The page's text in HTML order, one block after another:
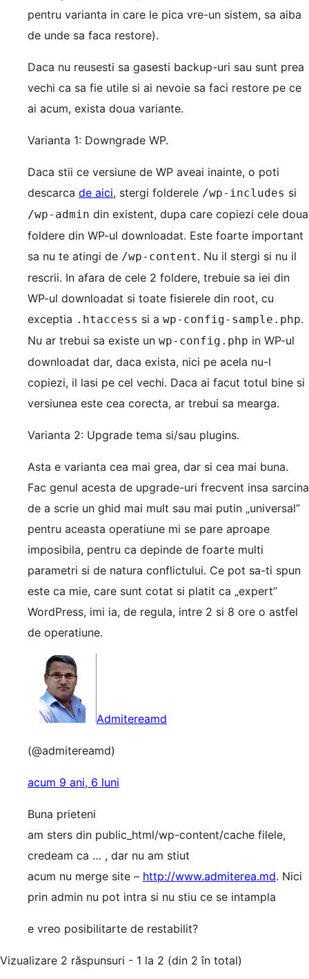
pentru varianta in care le pica vre-un sistem, sa aiba
de unde sa faca restore).
Daca nu reusesti sa gasesti backup-uri sau sunt prea
vechi ca sa fie utile si ai nevoie sa faci restore pe ce
ai acum, exista doua variante.
Varianta 1: Downgrade WP.
Daca stii ce versiune de WP aveai inainte, o poti
descarca de aici, stergi folderele /wp-includes si
/wp-admin din existent, dupa care copiezi cele doua
foldere din WP-ul downloadat. Este foarte important
sa nu te atingi de /wp-content. Nu il stergi si nu il
rescrii. In afara de cele 2 foldere, trebuie sa iei din
WP-ul downloadat si toate fisierele din root, cu
exceptia .htaccess si a wp-config-sample.php.
Nu ar trebui sa existe un wp-config.php in WP-ul
downloadat dar, daca exista, nici pe acela nu-l
copiezi, il lasi pe cel vechi. Daca ai facut totul bine si
versiunea este cea corecta, ar trebui sa mearga.
Varianta 2: Upgrade tema si/sau plugins.
Asta e varianta cea mai grea, dar si cea mai buna.
Fac genul acesta de upgrade-uri frecvent insa sarcina
de a scrie un ghid mai mult sau mai putin „universal”
pentru aceasta operatiune mi se pare aproape
imposibila, pentru ca depinde de foarte multi
parametri si de natura conflictului. Ce pot sa-ti spun
este ca mie, care sunt cotat si platit ca „expert”
WordPress, imi ia, de regula, intre 2 si 8 ore o astfel
de operatiune.
Admitereamd
(@admitereamd)
acum 9 ani, 6 luni
Buna prieteni
am sters din public_html/wp-content/cache filele,
credeam ca … , dar nu am stiut
acum nu merge site – http://www.admiterea.md. Nici
prin admin nu pot intra si nu stiu ce se intampla
e vreo posibilitarte de restabilit?
Vizualizare 2 răspunsuri - 1 la 2 (din 2 în total)